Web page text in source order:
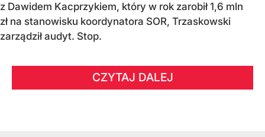
z Dawidem Kacprzykiem, który w rok zarobił 1,6 mln
zł na stanowisku koordynatora SOR, Trzaskowski
zarządził audyt. Stop.
CZYTAJ DALEJ